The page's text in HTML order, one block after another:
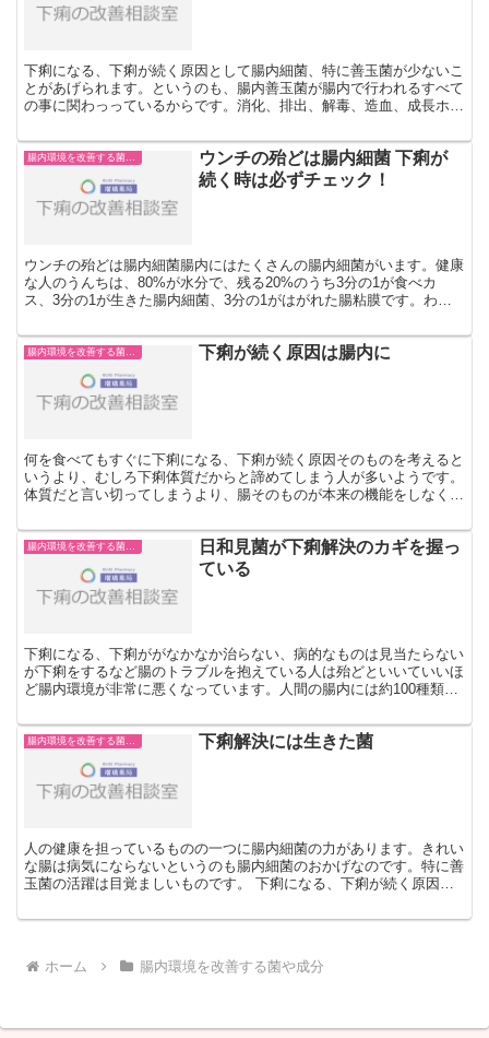
下痢になる、下痢が続く原因として腸内細菌、特に善玉菌が少ないこ
とがあげられます。というのも、腸内善玉菌が腸内で行われるすべて
の事に関わっっているからです。消化、排出、解毒、造血、成長ホル
腸内環境を改善する菌や成分
ウンチの殆どは腸内細菌 下痢が
続く時は必ずチェック！
ウンチの殆どは腸内細菌腸内にはたくさんの腸内細菌がいます。健康
な人のうんちは、80%が水分で、残る20%のうち3分の1が食べカ
ス、3分の1が生きた腸内細菌、3分の1がはがれた腸粘膜です。わず
腸内環境を改善する菌や成分 下痢が続く原因は腸内に
何を食べてもすぐに下痢になる、下痢が続く原因そのものを考えると
いうより、むしろ下痢体質だからと諦めてしまう人が多いようです。
体質だと言い切ってしまうより、腸そのものが本来の機能をしなくな
腸内環境を改善する菌や成分
日和見菌が下痢解決のカギを握っ
ている
下痢になる、下痢ががなかなか治らない、病的なものは見当たらない
が下痢をするなど腸のトラブルを抱えている人は殆どといいていいほ
ど腸内環境が非常に悪くなっています。人間の腸内には約100種類、
腸内環境を改善する菌や成分 下痢解決には生きた菌
人の健康を担っているものの一つに腸内細菌の力があります。きれい
な腸は病気にならないというのも腸内細菌のおかげなのです。特に善
玉菌の活躍は目覚ましいものです。 下痢になる、下痢が続く原因の
ホーム 腸内環境を改善する菌や成分